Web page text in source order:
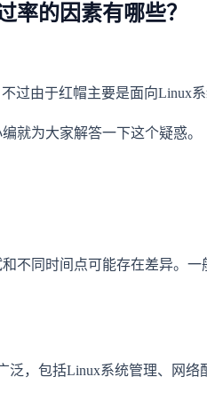
率的因素有哪些？
过由于红帽主要是面向Linux
就为大家解答一下这个疑惑。
不同时间点可能存在差异。
，包括Linux系统管理、网